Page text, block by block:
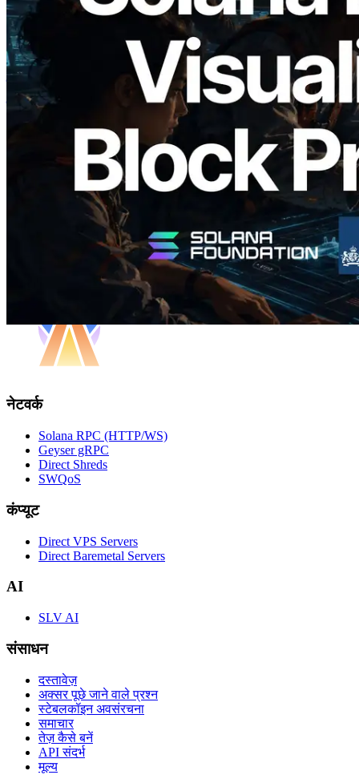
2026.05.24
Validators Solutions ने Solana Block
Analyzer लॉन्च किया — प्रति-slot ब्लॉक
उत्पादन समय और नियुक्त वैलिडेटर का
विज़ुअलाइज़ेशन
नेटवर्क
Solana RPC (HTTP/WS)
Geyser gRPC
Direct Shreds
SWQoS
कंप्यूट
Direct VPS Servers
Direct Baremetal Servers
AI
SLV AI
संसाधन
दस्तावेज़
अक्सर पूछे जाने वाले प्रश्न
स्टेबलकॉइन अवसंरचना
समाचार
तेज़ कैसे बनें
API संदर्भ
मूल्य